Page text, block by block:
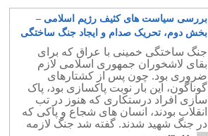
بررسی سیاست های کثیف رژیم اسلامی –
بخش دوم، تحریک صدام و ایجاد جنگ ساختگی
با عراق، برای بقای رژیم
۵
جنگ ساختگی خمینی با عراق که برای
بقای لاشخوران جمهوری اسلامی لازم
ضروری بود. چون پس از کشتارهای
گوناگون، این بار نوبت پاکسازی بود، پاک
سازی افراد درستکاری که هنوز در تب
انقلاب بودند، انسان های شجاع و پاکی که
در جنگ شهید شدند. گفته شد جنگ لازمه